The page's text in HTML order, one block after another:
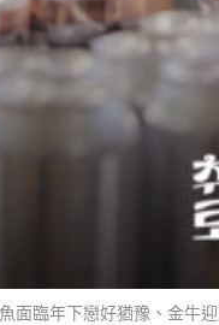
面臨年下戀好猶豫、金牛